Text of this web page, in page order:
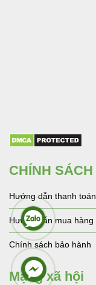
CHÍNH SÁCH
Hướng dẫn thanh toán
Hướng dẫn mua hàng
Chính sách bảo hành
Mạng xã hội